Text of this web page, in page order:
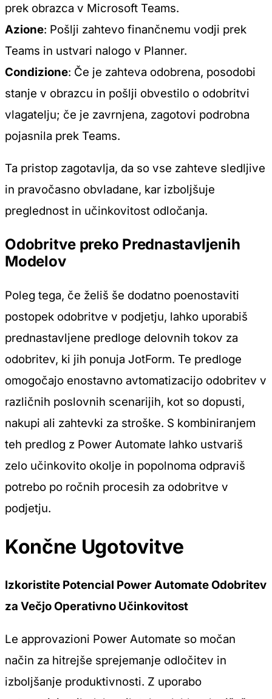
prek obrazca v Microsoft Teams.
Azione: Pošlji zahtevo finančnemu vodji prek
Teams in ustvari nalogo v Planner.
Condizione: Če je zahteva odobrena, posodobi
stanje v obrazcu in pošlji obvestilo o odobritvi
vlagatelju; če je zavrnjena, zagotovi podrobna
pojasnila prek Teams.
Ta pristop zagotavlja, da so vse zahteve sledljive
in pravočasno obvladane, kar izboljšuje
preglednost in učinkovitost odločanja.
Odobritve preko Prednastavljenih
Modelov
Poleg tega, če želiš še dodatno poenostaviti
postopek odobritve v podjetju, lahko uporabiš
prednastavljene predloge delovnih tokov za
odobritev, ki jih ponuja JotForm. Te predloge
omogočajo enostavno avtomatizacijo odobritev v
različnih poslovnih scenarijih, kot so dopusti,
nakupi ali zahtevki za stroške. S kombiniranjem
teh predlog z Power Automate lahko ustvariš
zelo učinkovito okolje in popolnoma odpraviš
potrebo po ročnih procesih za odobritve v
podjetju.
Končne Ugotovitve
Izkoristite Potencial Power Automate Odobritev
za Večjo Operativno Učinkovitost
Le approvazioni Power Automate so močan
način za hitrejše sprejemanje odločitev in
izboljšanje produktivnosti. Z uporabo